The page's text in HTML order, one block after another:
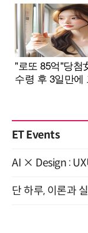
ET Events